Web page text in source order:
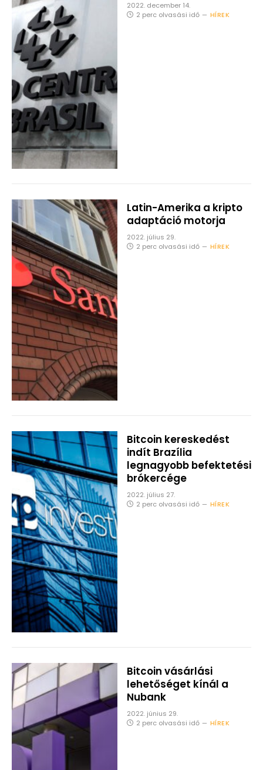
2022. december 14.
2 perc olvasási idő
HÍREK
Latin-Amerika a kripto
adaptáció motorja
2022. július 29.
2 perc olvasási idő
HÍREK
Bitcoin kereskedést
indít Brazília
legnagyobb befektetési
brókercége
2022. július 27.
2 perc olvasási idő
HÍREK
Bitcoin vásárlási
lehetőséget kínál a
Nubank
2022. június 29.
2 perc olvasási idő
HÍREK